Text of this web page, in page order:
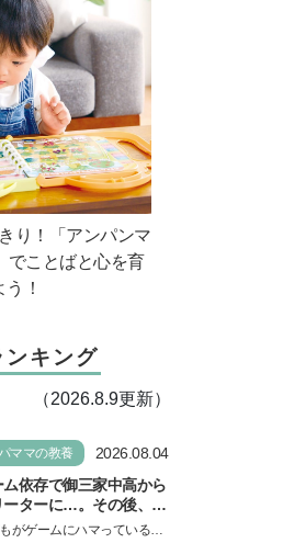
り！「アンパンマ
でことばと心を育
う！
ンキング
（2026.8.9更新）
ママの教養
2026.08.04
ム依存で御三家中高から
ーターに…。その後、医
へ逆転合格した現役医師
がゲームにハマっている